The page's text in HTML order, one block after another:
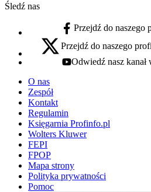
Śledź nas
facebook - otwiera się w nowej
Przejdź do naszego
x - otwiera się w nowej karcie
Przejdź do naszego
youtube - otwiera się w nowej
Odwiedź nasz
O nas
Zespół
Kontakt
Regulamin
Księgarnia Profinfo.pl
Wolters Kluwer
FEPI
FPOP
Mapa strony
Polityka prywatności
Pomoc